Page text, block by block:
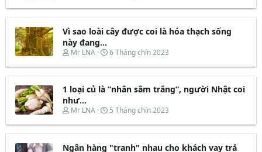
a
e
r
ầ
r
a
d
s
a
t
r
à
b
t
ầ
Vì sao loài cây được coi là hóa thạch sống
này đang...
T
r
a
d
s
a
t
Mr LNA
N
à
b
t
ầ
6 Tháng chín 2023
1 loại củ là “nhân sâm trắng”, người Nhật coi
như...
T
r
a
Mr LNA
N
à
b
5 Tháng chín 2023
Ngân hàng "tranh" nhau cho khách vay trả